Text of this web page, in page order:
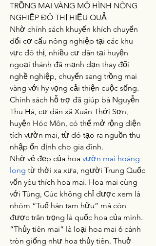
TRỒNG MAI VÀNG MÔ HÌNH NÔNG
NGHIỆP ĐÔ THỊ HIỆU QUẢ
Nhờ chính sách khuyến khích chuyển
đổi cơ cấu nông nghiệp tại các khu
vực đô thị, nhiều cư dân tại huyện
ngoại thành đã mạnh dạn thay đổi
nghề nghiệp, chuyển sang trồng mai
vàng với hy vọng cải thiện cuộc sống.
Chính sách hỗ trợ đã giúp bà Nguyễn
Thu Hà, cư dân xã Xuân Thới Sơn,
huyện Hóc Môn, có thể mở rộng diện
tích vườn mai, từ đó tạo ra nguồn thu
nhập ổn định cho gia đình.
Nhờ vẻ đẹp của hoa vườn mai hoàng
long từ thời xa xưa, người Trung Quốc
vốn yêu thích hoa mai. Hoa mai cùng
với Tùng, Cúc không chỉ được xem là
nhóm “Tuế hàn tam hữu” mà còn
được trân trọng là quốc hoa của mình.
“Thủy tiên mai” là loại hoa mai 6 cánh
tròn giống như hoa thủy tiên. Thuở